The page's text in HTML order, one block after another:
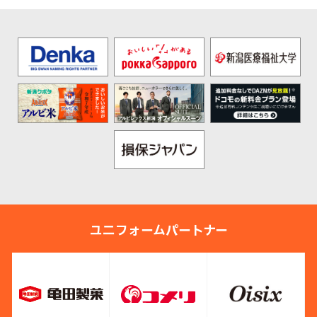
ユニフォームパートナー